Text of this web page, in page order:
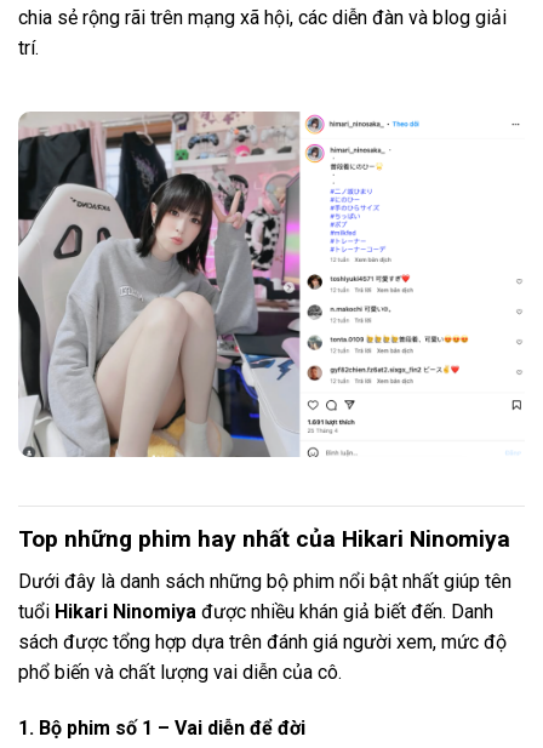
chia sẻ rộng rãi trên mạng xã hội, các diễn đàn và blog giải
trí.
Top những phim hay nhất của Hikari Ninomiya
Dưới đây là danh sách những bộ phim nổi bật nhất giúp tên
tuổi Hikari Ninomiya được nhiều khán giả biết đến. Danh
sách được tổng hợp dựa trên đánh giá người xem, mức độ
phổ biến và chất lượng vai diễn của cô.
1. Bộ phim số 1 – Vai diễn để đời